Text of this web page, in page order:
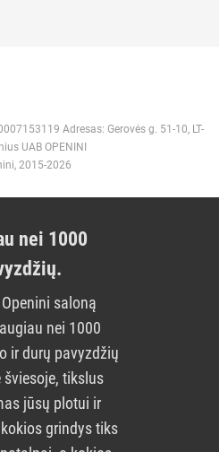
Adresas: Gerovės g. 51-10, LT-
UAB OPENINI
2015-2026
nei 1000
saloną
nei 1000
ir durų pavyzdžių
tikslus
jūsų plotui ir
grindys tiks